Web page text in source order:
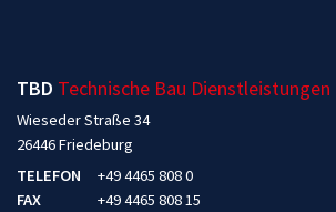
TBD Technische Bau Dienstleistungen
Wieseder Straße 34
26446 Friedeburg
TELEFON
+49 4465 808 0
FAX
+49 4465 808 15